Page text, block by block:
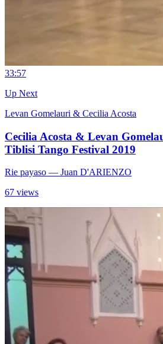
33:57
Up Next
Levan Gomelauri & Cecilia Acosta
Cecilia Acosta & Levan
Tiblisi Tango Festival 2019
Rie payaso — Juan D'ARIENZO
67 views